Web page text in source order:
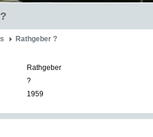
Rathgeber ?
Rathgeber
?
1959